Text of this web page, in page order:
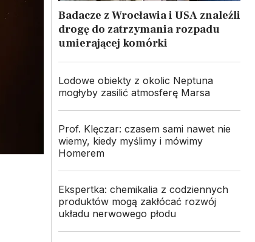
Badacze z Wrocławia i USA znaleźli
drogę do zatrzymania rozpadu
umierającej komórki
Lodowe obiekty z okolic Neptuna
mogłyby zasilić atmosferę Marsa
Prof. Klęczar: czasem sami nawet nie
wiemy, kiedy myślimy i mówimy
Homerem
Ekspertka: chemikalia z codziennych
produktów mogą zakłócać rozwój
układu nerwowego płodu